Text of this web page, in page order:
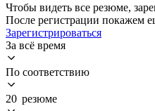
Чтобы видеть все резюме,
После регистрации покажем
Зарегистрироваться
За всё время
По соответствию
20 резюме